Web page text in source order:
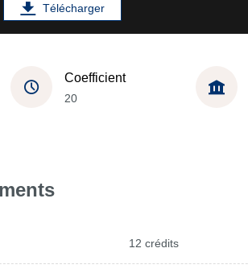
Télécharger
Coefficient
20
12 crédits